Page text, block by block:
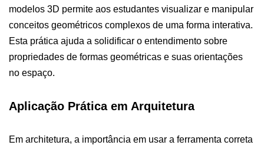
modelos 3D permite aos estudantes visualizar e manipular
conceitos geométricos complexos de uma forma interativa.
Esta prática ajuda a solidificar o entendimento sobre
propriedades de formas geométricas e suas orientações
no espaço.
Aplicação Prática em Arquitetura
Em architetura, a importância em usar a ferramenta correta